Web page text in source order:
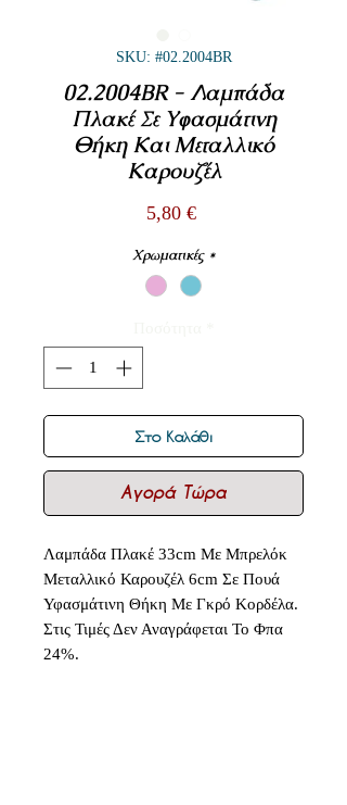
SKU: #02.2004BR
02.2004BR - Λαμπάδα
Πλακέ Σε Υφασμάτινη
Θήκη Και Μεταλλικό
Καρουζέλ
5,80 €Τιμή
Χρωματικές *
Στο Καλάθι
Αγορά Τώρα
Λαμπάδα Πλακέ 33cm Με Μπρελόκ
Μεταλλικό Καρουζέλ 6cm Σε Πουά
Υφασμάτινη Θήκη Με Γκρό Κορδέλα.
Στις Τιμές Δεν Αναγράφεται Το Φπα
24%.